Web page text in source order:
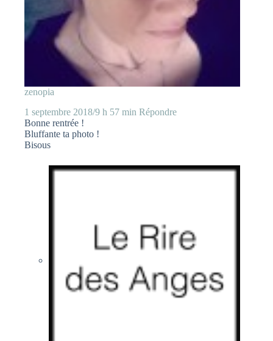
zenopia
1 septembre 2018/9 h 57 min Répondre
Bonne rentrée !
Bluffante ta photo !
Bisous